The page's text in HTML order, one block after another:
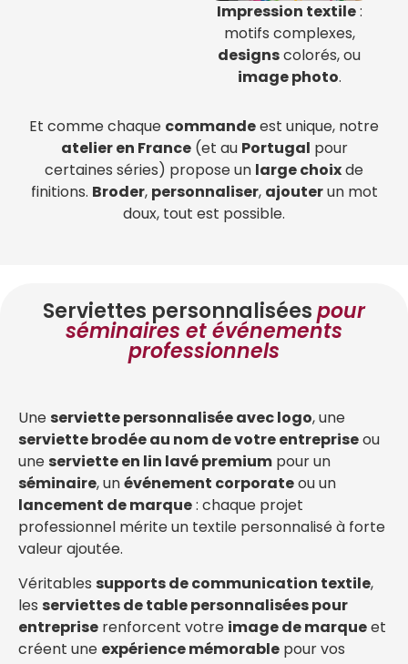
Impression textile:
motifs complexes,
designscolorés, ou
image photo.
Et comme chaque commandeest unique, notre
atelier en France(et au Portugal pour
certaines séries) propose un large choixde
finitions. Broder, personnaliser, ajouterun mot
doux, tout est possible.
Serviettes personnaliséespour
séminaires et événements
professionnels
Une serviette personnalisée avec logo, une
serviette brodée au nom de votre entrepriseou
une serviette en lin lavé premium pour un
séminaire, unévénement corporateou un
lancement de marque: chaque projet
professionnel mérite un textile personnalisé à forte
valeur ajoutée.
Véritables supports de communication textile,
les serviettes de table personnalisées pour
entreprise renforcent votre image de marqueet
créent une expérience mémorable pour vos